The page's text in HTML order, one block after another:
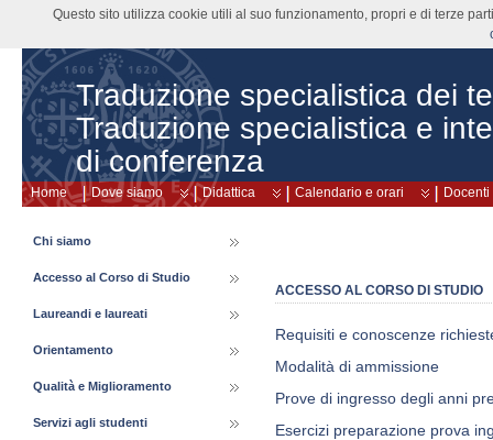
Traduzione specialistica dei
Traduzione specialistica e
di conferenza
Home Dove siamo Didattica Calendario e orari Docenti
ACCESSO AL CORSO DI STUDIO
Requisiti e conoscenze
Modalità di ammissione
Prove di ingresso degli anni
Esercizi preparazione prova
Chi siamo
Accesso al Corso di Studio
Laureandi e laureati
Orientamento
Qualità e Miglioramento
Servizi agli studenti
Questo sito utilizza cookie utili al suo funzionamento, propri e di terze